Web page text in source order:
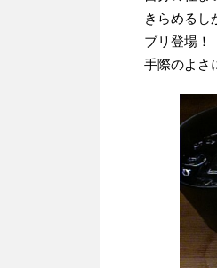
きらめるし
ブリ登場！
手際のよさ